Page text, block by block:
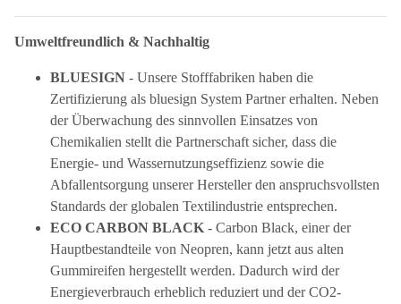
Umweltfreundlich & Nachhaltig
BLUESIGN - Unsere Stofffabriken haben die
Zertifizierung als bluesign System Partner erhalten. Neben
der Überwachung des sinnvollen Einsatzes von
Chemikalien stellt die Partnerschaft sicher, dass die
Energie- und Wassernutzungseffizienz sowie die
Abfallentsorgung unserer Hersteller den anspruchsvollsten
Standards der globalen Textilindustrie entsprechen.
ECO CARBON BLACK - Carbon Black, einer der
Hauptbestandteile von Neopren, kann jetzt aus alten
Gummireifen hergestellt werden. Dadurch wird der
Energieverbrauch erheblich reduziert und der CO2-